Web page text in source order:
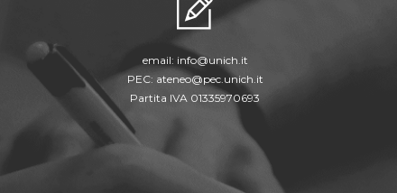
email: info@unich.it
PEC: ateneo@pec.unich.it
Partita IVA 01335970693